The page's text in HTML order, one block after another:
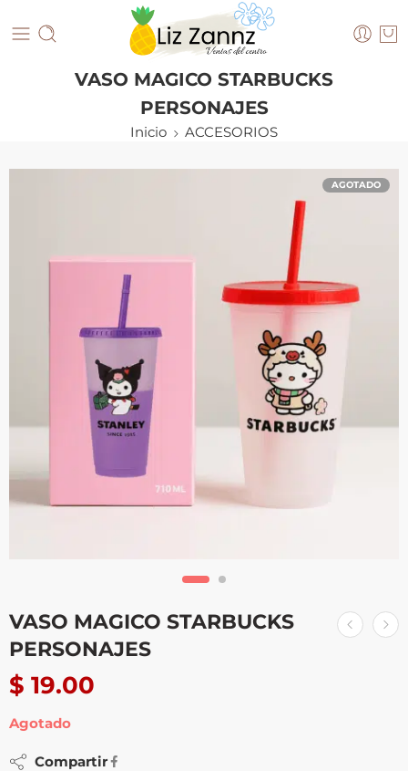
VASO MAGICO STARBUCKS
PERSONAJES
Inicio ACCESORIOS
AGOTADO
VASO MAGICO STARBUCKS
PERSONAJES
$ 19.00
Agotado
Compartir